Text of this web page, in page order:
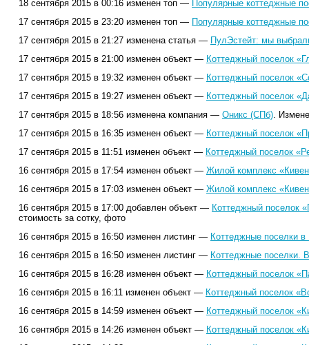
18 сентября 2015 в 00:16 изменен топ — Популярные коттеджные
17 сентября 2015 в 23:20 изменен топ — Популярные коттеджные
17 сентября 2015 в 21:27 изменена статья — ПулЭстейт: мы
17 сентября 2015 в 21:00 изменен объект — Коттеджный поселок
17 сентября 2015 в 19:32 изменен объект — Коттеджный поселок
17 сентября 2015 в 19:27 изменен объект — Коттеджный поселок
17 сентября 2015 в 18:56 изменена компания — Оникс (СПб).
17 сентября 2015 в 16:35 изменен объект — Коттеджный поселок
17 сентября 2015 в 11:51 изменен объект — Коттеджный поселок
16 сентября 2015 в 17:54 изменен объект — Жилой комплекс
16 сентября 2015 в 17:03 изменен объект — Жилой комплекс
16 сентября 2015 в 17:00 добавлен объект — Коттеджный поселок
стоимость за сотку, фото
16 сентября 2015 в 16:50 изменен листинг — Коттеджные поселки
16 сентября 2015 в 16:50 изменен листинг — Коттеджные поселки.
16 сентября 2015 в 16:28 изменен объект — Коттеджный поселок
16 сентября 2015 в 16:11 изменен объект — Коттеджный поселок
16 сентября 2015 в 14:59 изменен объект — Коттеджный поселок
16 сентября 2015 в 14:26 изменен объект — Коттеджный поселок